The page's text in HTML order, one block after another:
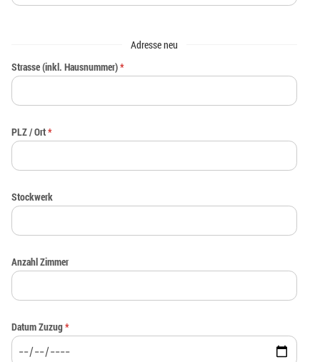
Adresse neu
Strasse (inkl. Hausnummer)*
PLZ / Ort*
Stockwerk
Anzahl Zimmer
Datum Zuzug*